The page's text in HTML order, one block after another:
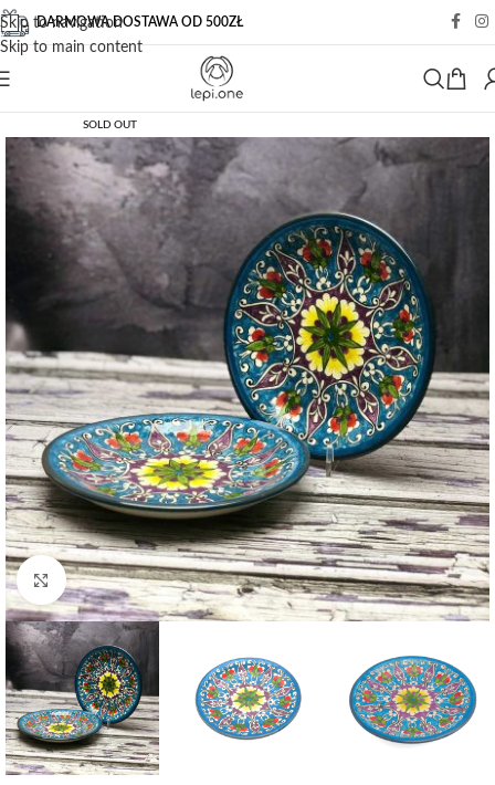
Skip to navigation
Skip to main content
DARMOWA DOSTAWA OD 500ZŁ
SOLD OUT
Click to enlarge